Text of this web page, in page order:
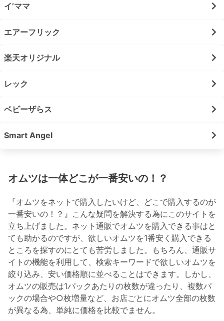
イ’ママ
エアーフリック
楽天オリジナル
レック
ベビーザらス
Smart Angel
オムツは一体どこが一番安いの！？
『オムツをネットで購入したいけど、どこで購入するのが
一番安いの！？』こんな疑問を解決する為にこのサイトを
立ち上げました。ネット通販でオムツを購入できる事はと
ても助かるのですが、欲しいオムツを1番安く購入できる
ところを探すのにとても苦労しました。もちろん、通販サ
イトの機能を利用して、検索キーワードで欲しいオムツを
絞り込み、安い価格順に並べることはできます。しかし、
オムツの販売は1パックあたりの枚数が違ったり、複数パ
ックの場合や○枚増量など、お店ごとにオムツ全部の枚数
が異なる為、単純に価格を比較でません。